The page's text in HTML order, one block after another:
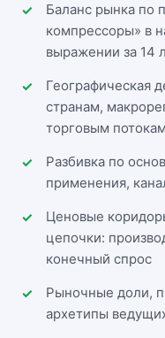
Баланс рынка по
компрессоры» в
выражении за 14
Географическая
странам,
торговым потокам
Разбивка по
применения,
Ценовые
цепочки:
конечный спрос
Рыночные доли,
архетипы